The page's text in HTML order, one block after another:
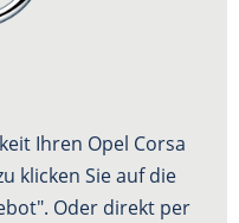
Ihren Opel Corsa
klicken Sie auf die
Oder direkt per